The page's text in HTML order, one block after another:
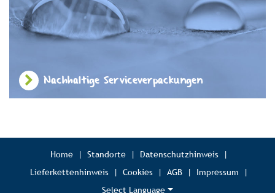
Nachhaltige Serviceverpackungen
Home | Standorte | Datenschutzhinweis
|
Lieferkettenhinweis
| Cookies | AGB | Impressum
|
Select Language